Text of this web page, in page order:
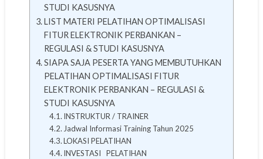
STUDI KASUSNYA
LIST MATERI PELATIHAN OPTIMALISASI
FITUR ELEKTRONIK PERBANKAN –
REGULASI & STUDI KASUSNYA
SIAPA SAJA PESERTA YANG MEMBUTUHKAN
PELATIHAN OPTIMALISASI FITUR
ELEKTRONIK PERBANKAN – REGULASI &
STUDI KASUSNYA
INSTRUKTUR / TRAINER
Jadwal Informasi Training Tahun 2025
LOKASI PELATIHAN
INVESTASI PELATIHAN